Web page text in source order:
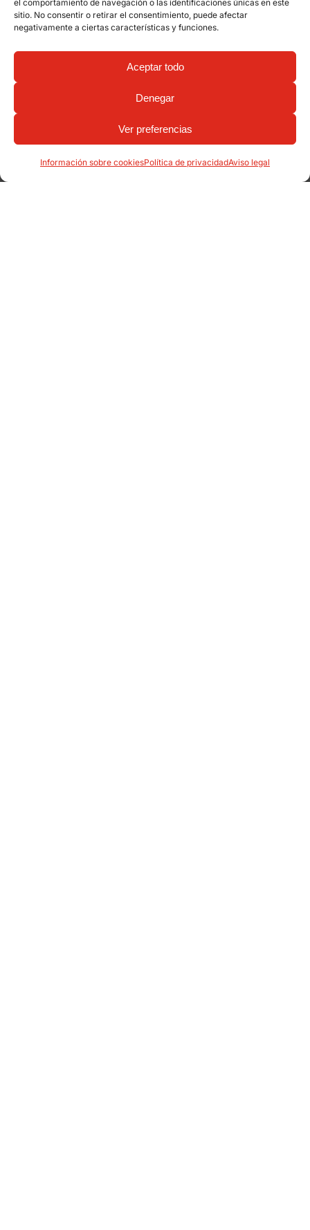
el comportamiento de navegación o las identificaciones únicas en este
sitio. No consentir o retirar el consentimiento, puede afectar
negativamente a ciertas características y funciones.
Aceptar todo
Denegar
Ver preferencias
Información sobre cookiesPolítica de privacidadAviso legal